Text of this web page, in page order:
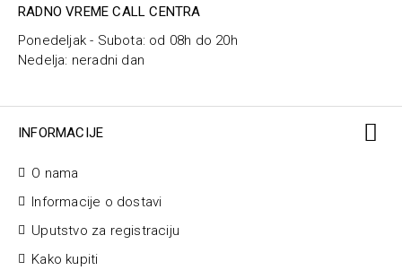
RADNO VREME CALL CENTRA
Ponedeljak - Subota: od 08h do 20h
Nedelja: neradni dan
INFORMACIJE
O nama
Informacije o dostavi
Uputstvo za registraciju
Kako kupiti